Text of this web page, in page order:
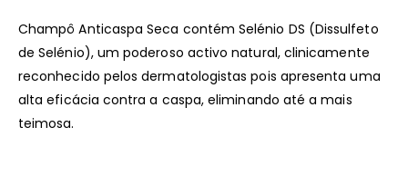
Champô Anticaspa Seca contém Selénio DS (Dissulfeto
de Selénio), um poderoso activo natural, clinicamente
reconhecido pelos dermatologistas pois apresenta uma
alta eficácia contra a caspa, eliminando até a mais
teimosa.